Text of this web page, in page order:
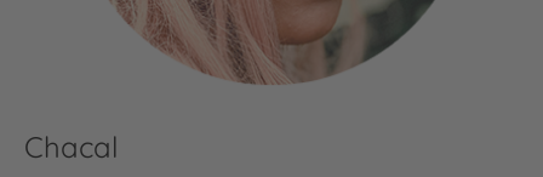
Chacal